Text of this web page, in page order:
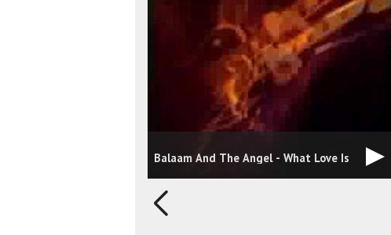
Balaam And The Angel - What Love Is